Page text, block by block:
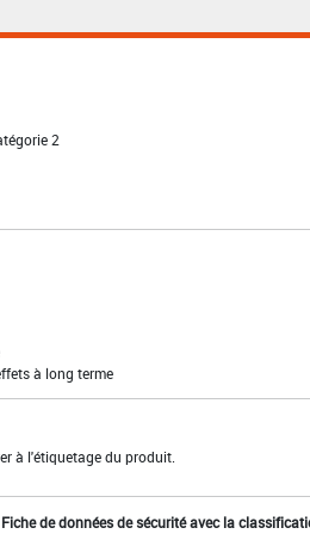
2
à long terme
à l'étiquetage du produit.
de données de sécurité avec la